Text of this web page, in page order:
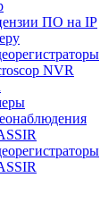
ПО на IP
NVR